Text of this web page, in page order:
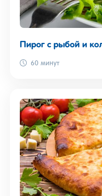
Пирог с рыбой и
60 минут